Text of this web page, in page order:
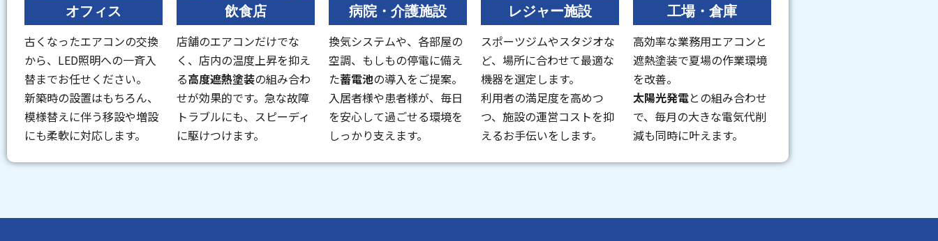
オフィス
古くなったエアコンの交換
から、LED照明への一斉入
替までお任せください。
新築時の設置はもちろん、
模様替えに伴う移設や増設
にも柔軟に対応します。
飲食店
店舗のエアコンだけでな
く、店内の温度上昇を抑え
る高度遮熱塗装の組み合わ
せが効果的です。急な故障
トラブルにも、スピーディ
に駆けつけます。
病院・介護施設
換気システムや、各部屋の
空調、もしもの停電に備え
た蓄電池の導入をご提案。
入居者様や患者様が、毎日
を安心して過ごせる環境を
しっかり支えます。
レジャー施設
スポーツジムやスタジオな
ど、場所に合わせて最適な
機器を選定します。
利用者の満足度を高めつ
つ、施設の運営コストを抑
えるお手伝いをします。
工場・倉庫
高効率な業務用エアコンと
遮熱塗装で夏場の作業環境
を改善。
太陽光発電との組み合わせ
で、毎月の大きな電気代削
減も同時に叶えます。